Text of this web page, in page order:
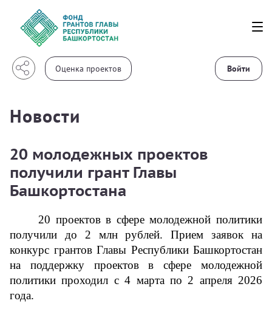
Войти
Новости
20 молодежных проектов
получили грант Главы
Башкортостана
20 проектов в сфере молодежной политики
получили до 2 млн рублей. Прием заявок на
конкурс грантов Главы Республики Башкортостан
на поддержку проектов в сфере молодежной
политики проходил с 4 марта по 2 апреля 2026
года.